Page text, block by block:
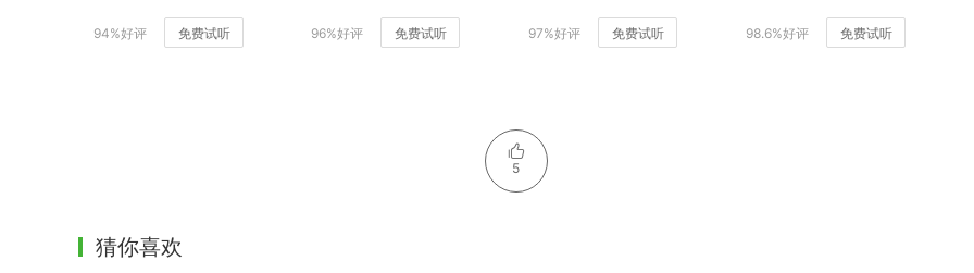
94%好评 免费试听 96%好评 免费试听 97%好评 免费试听 98.6%好评 免费试听
5
猜你喜欢